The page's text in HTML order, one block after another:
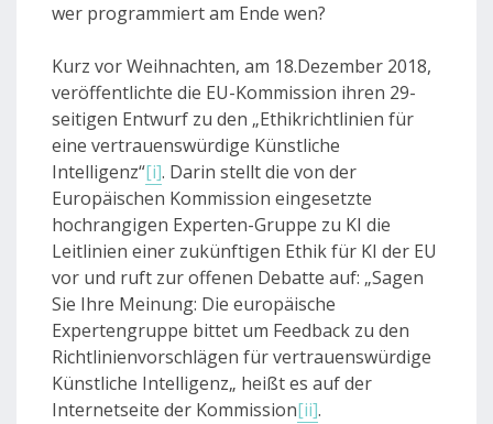
wer programmiert am Ende wen?
Kurz vor Weihnachten, am 18.Dezember 2018,
veröffentlichte die EU-Kommission ihren 29-
seitigen Entwurf zu den „Ethikrichtlinien für
eine vertrauenswürdige Künstliche
Intelligenz“[i]. Darin stellt die von der
Europäischen Kommission eingesetzte
hochrangigen Experten-Gruppe zu KI die
Leitlinien einer zukünftigen Ethik für KI der EU
vor und ruft zur offenen Debatte auf: „Sagen
Sie Ihre Meinung: Die europäische
Expertengruppe bittet um Feedback zu den
Richtlinienvorschlägen für vertrauenswürdige
Künstliche Intelligenz„ heißt es auf der
Internetseite der Kommission[ii].